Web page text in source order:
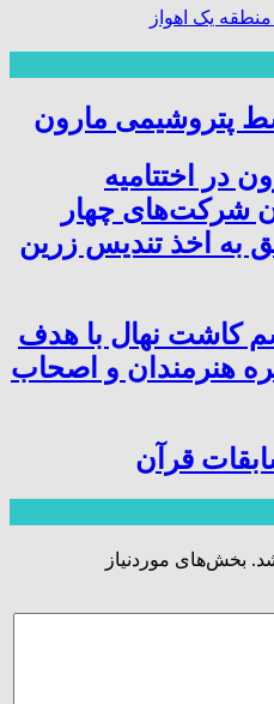
یک اهواز
پتروشیمی مارون
در اختتامیه
شرکت‌های چهار
به اخذ تندیس زرین
کاشت نهال با هدف
هنرمندان و اصحاب
قرآن
بخش‌های موردنیاز